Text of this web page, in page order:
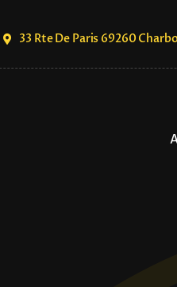
33 Rte De Paris 69260